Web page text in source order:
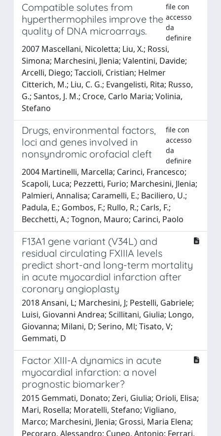
Compatible solutes from
hyperthermophiles improve the
quality of DNA microarrays.
file con
accesso
da
definire
2007 Mascellani, Nicoletta; Liu, X.; Rossi,
Simona; Marchesini, Jlenia; Valentini, Davide;
Arcelli, Diego; Taccioli, Cristian; Helmer
Citterich, M.; Liu, C. G.; Evangelisti, Rita; Russo,
G.; Santos, J. M.; Croce, Carlo Maria; Volinia,
Stefano
Drugs, environmental factors,
loci and genes involved in
nonsyndromic orofacial cleft
file con
accesso
da
definire
2004 Martinelli, Marcella; Carinci, Francesco;
Scapoli, Luca; Pezzetti, Furio; Marchesini, Jlenia;
Palmieri, Annalisa; Caramelli, E.; Baciliero, U.;
Padula, E.; Gombos, F.; Rullo, R.; Carls, F.;
Becchetti, A.; Tognon, Mauro; Carinci, Paolo
F13A1 gene variant (V34L) and
residual circulating FXIIIA levels
predict short-and long-term mortality
in acute myocardial infarction after
coronary angioplasty
2018 Ansani, L; Marchesini, J; Pestelli, Gabriele;
Luisi, Giovanni Andrea; Scillitani, Giulia; Longo,
Giovanna; Milani, D; Serino, Ml; Tisato, V;
Gemmati, D
Factor XIII-A dynamics in acute
myocardial infarction: a novel
prognostic biomarker?
2015 Gemmati, Donato; Zeri, Giulia; Orioli, Elisa;
Mari, Rosella; Moratelli, Stefano; Vigliano,
Marco; Marchesini, Jlenia; Grossi, Maria Elena;
Pecoraro, Alessandro; Cuneo, Antonio; Ferrari,